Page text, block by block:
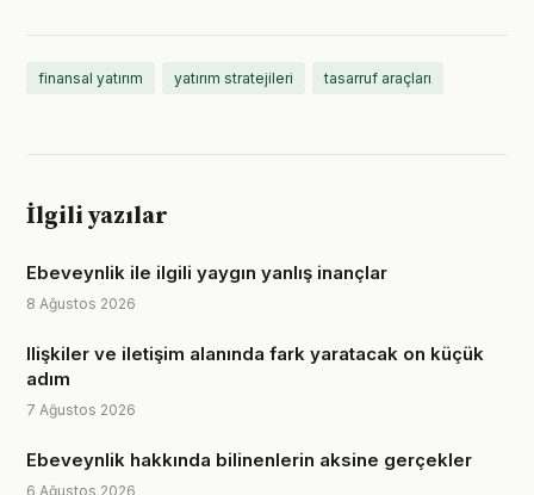
finansal yatırım yatırım stratejileri tasarruf araçları
İlgili yazılar
Ebeveynlik ile ilgili yaygın yanlış inançlar
8 Ağustos 2026
Ilişkiler ve iletişim alanında fark yaratacak on küçük
adım
7 Ağustos 2026
Ebeveynlik hakkında bilinenlerin aksine gerçekler
6 Ağustos 2026